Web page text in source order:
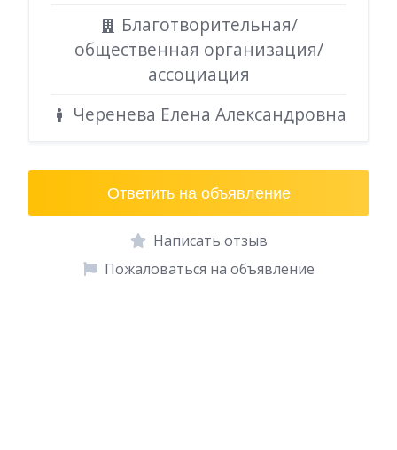
Благотворительная/
общественная организация/
ассоциация
Черенева Елена Александровна
Ответить на объявление
Написать отзыв
Пожаловаться на объявление